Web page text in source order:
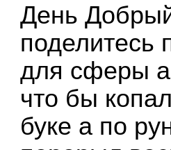
День
поделитесь
для сферы
что бы
буке а по